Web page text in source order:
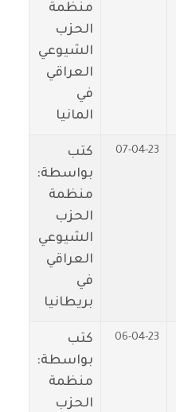
منظمة
الحزب
الشيوعي
العراقي
في
المانيا
07-04-23
كتب
بواسطة:
منظمة
الحزب
الشيوعي
العراقي
في
بريطانيا
06-04-23
كتب
بواسطة:
منظمة
الحزب